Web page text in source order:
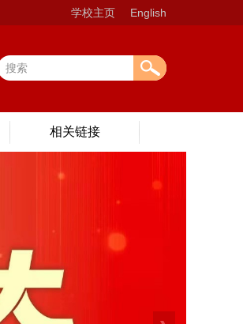
学校主页 English
相关链接